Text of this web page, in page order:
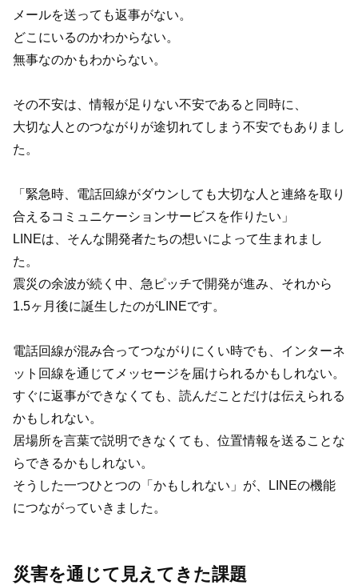
メールを送っても返事がない。
どこにいるのかわからない。
無事なのかもわからない。
その不安は、情報が足りない不安であると同時に、
大切な人とのつながりが途切れてしまう不安でもありまし
た。
「緊急時、電話回線がダウンしても大切な人と連絡を取り
合えるコミュニケーションサービスを作りたい」
LINEは、そんな開発者たちの想いによって生まれまし
た。
震災の余波が続く中、急ピッチで開発が進み、それから
1.5ヶ月後に誕生したのがLINEです。
電話回線が混み合ってつながりにくい時でも、インターネ
ット回線を通じてメッセージを届けられるかもしれない。
すぐに返事ができなくても、読んだことだけは伝えられる
かもしれない。
居場所を言葉で説明できなくても、位置情報を送ることな
らできるかもしれない。
そうした一つひとつの「かもしれない」が、LINEの機能
につながっていきました。
災害を通じて見えてきた課題